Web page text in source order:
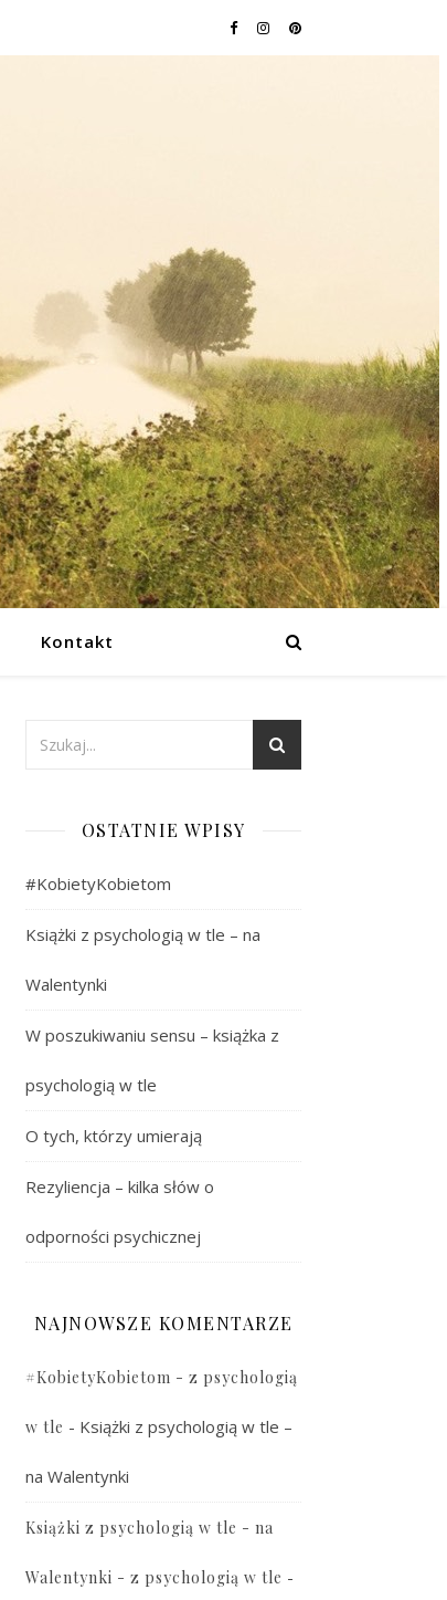
Kontakt
OSTATNIE WPISY
#KobietyKobietom
Książki z psychologią w tle – na
Walentynki
W poszukiwaniu sensu – książka z
psychologią w tle
O tych, którzy umierają
Rezyliencja – kilka słów o
odporności psychicznej
NAJNOWSZE KOMENTARZE
#KobietyKobietom - z psychologią
w tle - Książki z psychologią w tle –
na Walentynki
Książki z psychologią w tle - na
Walentynki - z psychologią w tle -